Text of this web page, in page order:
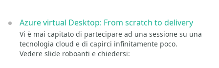
Azure virtual Desktop: From scratch to delivery
Vi è mai capitato di partecipare ad una sessione su una
tecnologia cloud e di capirci infinitamente poco.
Vedere slide roboanti e chiedersi: